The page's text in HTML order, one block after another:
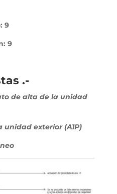
9
9
.-
de alta de la unidad
unidad exterior (A1P)